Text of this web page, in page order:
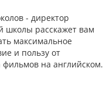
- директор
школы расскажет вам
максимальное
и пользу от
фильмов на английском.